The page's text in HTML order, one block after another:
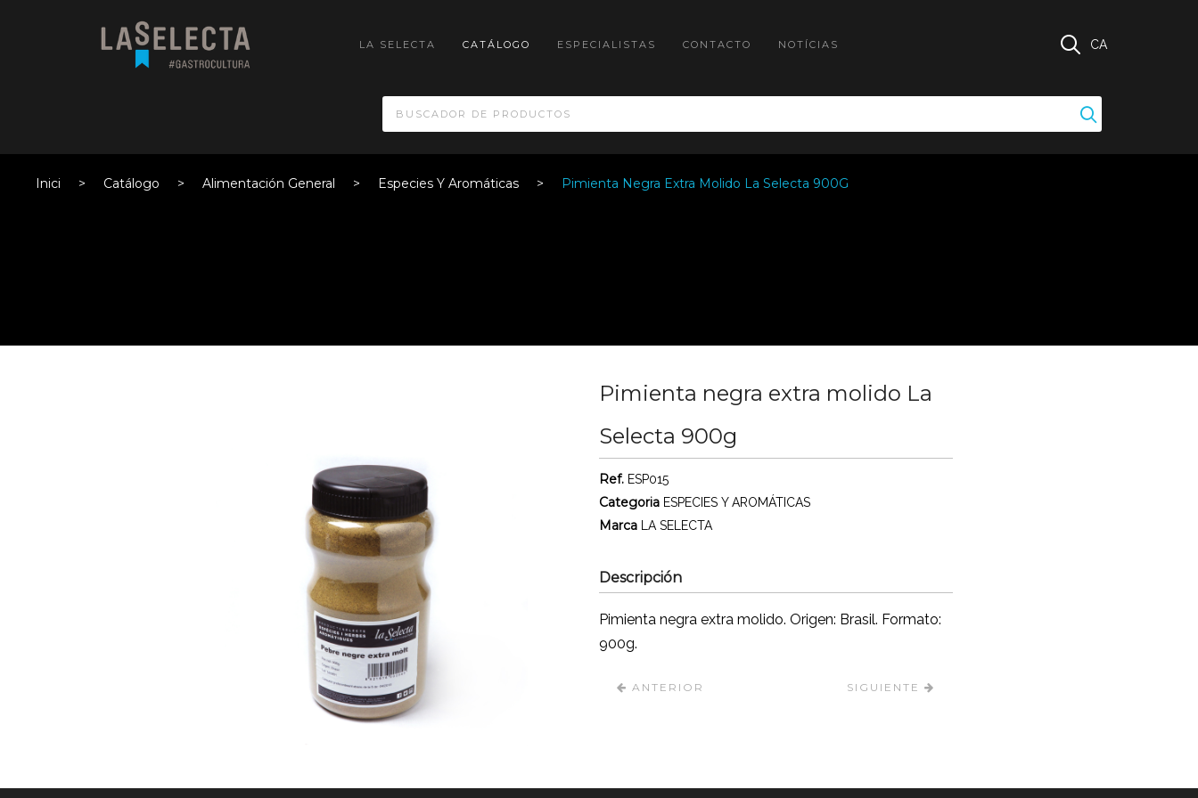
LA SELECTA CATÁLOGO ESPECIALISTAS CONTACTO NOTÍCIAS CA
Inici Catálogo Alimentación General Especies Y Aromáticas Pimienta Negra Extra Molido La Selecta 900G
Pimienta negra extra molido La
Selecta 900g
Ref. ESP015
Categoria ESPECIES Y AROMÁTICAS
Marca LA SELECTA
Descripción
Pimienta negra extra molido. Origen: Brasil. Formato:
900g.
ANTERIOR SIGUIENTE